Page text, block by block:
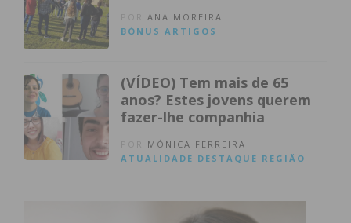
PORANA MOREIRA
BÓNUS ARTIGOS
(VÍDEO) Tem mais de 65
anos? Estes jovens querem
fazer-lhe companhia
MÓNICA FERREIRA
ATUALIDADE DESTAQUE REGIÃO